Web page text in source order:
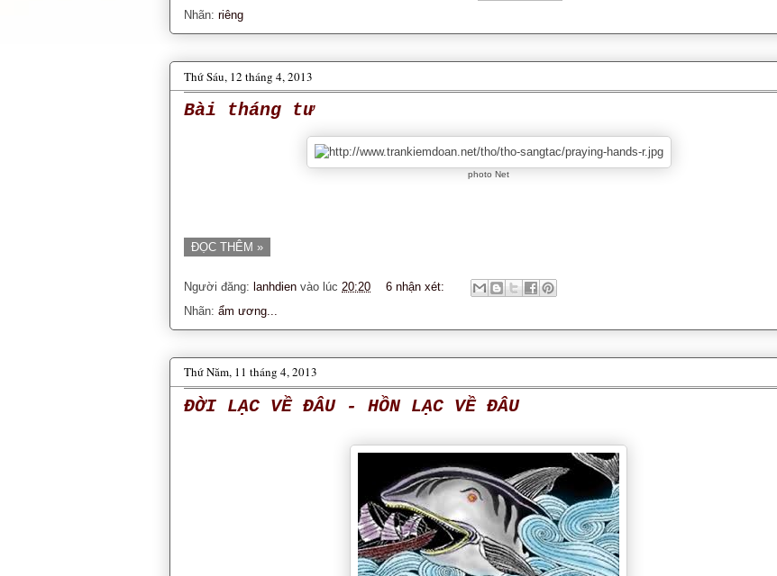
Nhãn: riêng
Thứ Sáu, 12 tháng 4, 2013
Bài tháng tư
photo Net
ĐỌC THÊM »
Người đăng: lanhdien vào lúc 20:20
6 nhận xét:
Nhãn: ẩm ương...
Thứ Năm, 11 tháng 4, 2013
ĐỜI LẠC VỀ ĐÂU - HỒN LẠC VỀ ĐÂU